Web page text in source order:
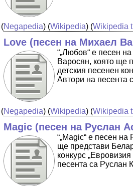
(Negapedia) (Wikipedia) (Wikipedia
Love (песен на Михаел
“„Любов“ е песен
Варосян, която ще
детския песенен
Автори на песента
(Negapedia) (Wikipedia) (Wikipedia
Magic (песен на Руслан
“„Magic“ е песен
ще представи
конкурс
песента са Руслан